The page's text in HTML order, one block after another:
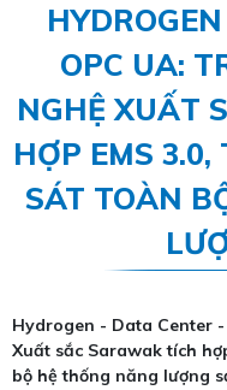
OPC UA:
NGHỆ XUẤT
HỢP EMS
SÁT TOÀN
Hydrogen - Data Center
Xuất sắc Sarawak tích
bộ hệ thống năng lượng